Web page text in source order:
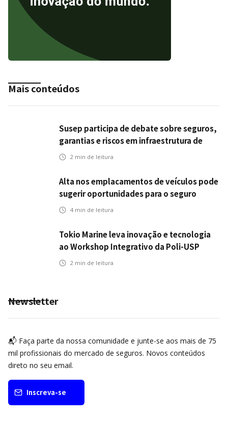
Mais conteúdos
Susep participa de debate sobre seguros,
garantias e riscos em infraestrutura de
transportes
2 min de leitura
Alta nos emplacamentos de veículos pode
sugerir oportunidades para o seguro
automotivo
4 min de leitura
Tokio Marine leva inovação e tecnologia
ao Workshop Integrativo da Poli-USP
2 min de leitura
Newsletter
📬 Faça parte da nossa comunidade e junte-se aos mais de 75
mil profissionais do mercado de seguros. Novos conteúdos
direto no seu email.
Inscreva-se